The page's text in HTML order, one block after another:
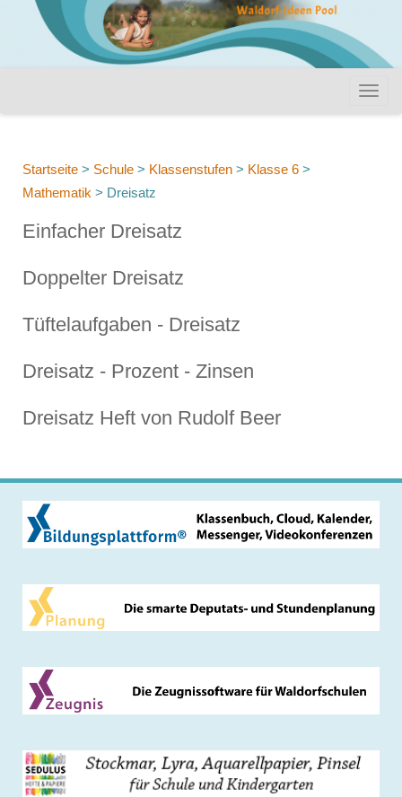
Startseite > Schule > Klassenstufen > Klasse 6 >
Mathematik > Dreisatz
Einfacher Dreisatz
Doppelter Dreisatz
Tüftelaufgaben - Dreisatz
Dreisatz - Prozent - Zinsen
Dreisatz Heft von Rudolf Beer